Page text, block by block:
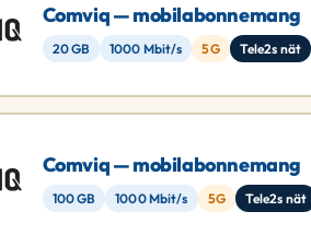
Comviq — mobilabonnemang
20 GB 1000 Mbit/s 5G Tele2s nät
Comviq — mobilabonnemang
100 GB 1000 Mbit/s 5G Tele2s nät